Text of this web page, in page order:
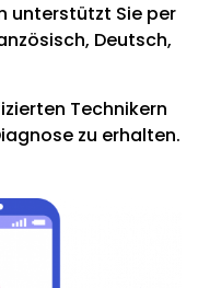
unterstützt Sie per
Deutsch,
Technikern
zu erhalten.